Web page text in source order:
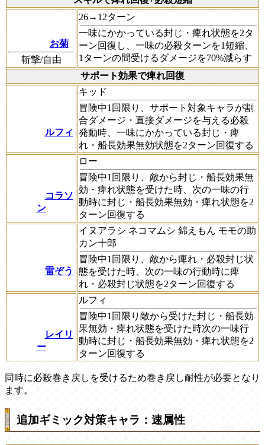
お菊
斬撃/自由
26→12ターン
一味にかかっている封じ・痺れ状態を2タ
ーン回復し、一味の必殺ターンを1短縮、
1ターンの間受けるダメージを70%減らす
サポート効果で痺れ回復
ルフィ
キッド
冒険中1回限り、サポート対象キャラが割
合ダメージ・直接ダメージを与える必殺
発動時、一味にかかっている封じ・痺
れ・船長効果無効状態を2ターン回復する
コラソ
ン
ロー
冒険中1回限り、敵から封じ・船長効果無
効・痺れ状態を受けた時、次の一味の行
動時に封じ・船長効果無効・痺れ状態を2
ターン回復する
雷ぞう
イヌアラシ ネコマムシ 錦えもん モモの助
カン十郎
冒険中1回限り、敵から痺れ・必殺封じ状
態を受けた時、次の一味の行動時に痺
れ・必殺封じ状態を2ターン回復する
レイリ
ー
ルフィ
冒険中1回限り敵から受けた封じ・船長効
果無効・痺れ状態を受けた時次の一味行
動時に封じ・船長効果無効・痺れ状態を2
ターン回復する
同時に必殺巻き戻しを受けるため巻き戻し耐性が必要となり
ます。
追加ギミック対策キャラ：速属性